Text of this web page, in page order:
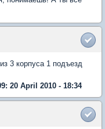
3 корпуса 1 подъезд
20 April 2010 - 18:34